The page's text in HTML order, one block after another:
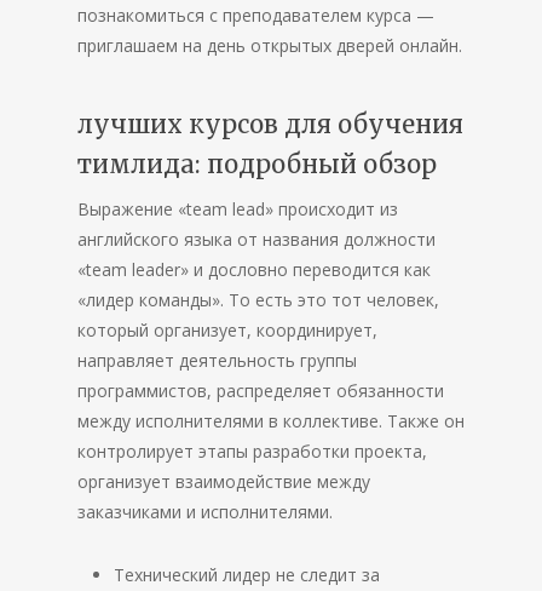
познакомиться с преподавателем курса —
приглашаем на день открытых дверей онлайн.
лучших курсов для обучения
тимлида: подробный обзор
Выражение «team lead» происходит из
английского языка от названия должности
«team leader» и дословно переводится как
«лидер команды». То есть это тот человек,
который организует, координирует,
направляет деятельность группы
программистов, распределяет обязанности
между исполнителями в коллективе. Также он
контролирует этапы разработки проекта,
организует взаимодействие между
заказчиками и исполнителями.
Технический лидер не следит за